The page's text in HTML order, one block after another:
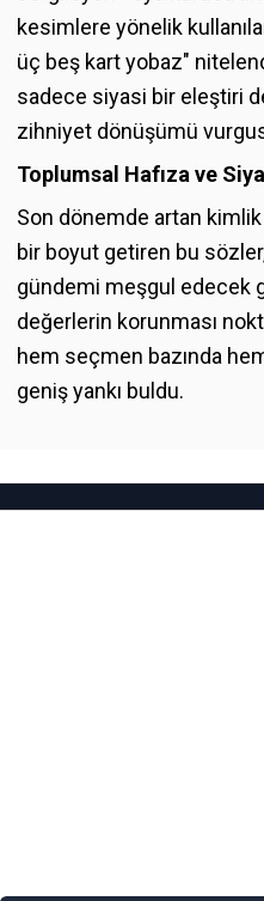
kesimlere yönelik
üç beş kart yobaz"
sadece siyasi bir eleştiri
zihniyet dönüşümü
Toplumsal Hafıza ve
Son dönemde artan
bir boyut getiren bu
gündemi meşgul edecek
değerlerin korunması
hem seçmen bazında
geniş yankı buldu.
sunulmaktadır. Burada yer alan